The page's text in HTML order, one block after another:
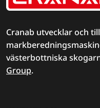
Cranab utvecklar och
västerbottniska
Group.